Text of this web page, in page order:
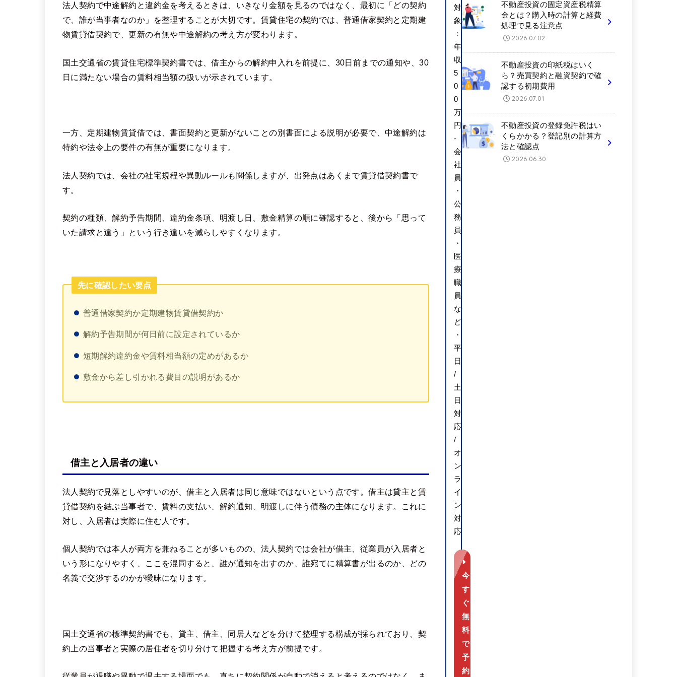
法人契約で中途解約と違約金を考えるときは、いきなり金額を見るのではなく、最初に「どの契約
で、誰が当事者なのか」を整理することが大切です。賃貸住宅の契約では、普通借家契約と定期建
物賃貸借契約で、更新の有無や中途解約の考え方が変わります。
国土交通省の賃貸住宅標準契約書では、借主からの解約申入れを前提に、30日前までの通知や、30
日に満たない場合の賃料相当額の扱いが示されています。
一方、定期建物賃貸借では、書面契約と更新がないことの別書面による説明が必要で、中途解約は
特約や法令上の要件の有無が重要になります。
法人契約では、会社の社宅規程や異動ルールも関係しますが、出発点はあくまで賃貸借契約書で
す。
契約の種類、解約予告期間、違約金条項、明渡し日、敷金精算の順に確認すると、後から「思って
いた請求と違う」という行き違いを減らしやすくなります。
先に確認したい要点
普通借家契約か定期建物賃貸借契約か
解約予告期間が何日前に設定されているか
短期解約違約金や賃料相当額の定めがあるか
敷金から差し引かれる費目の説明があるか
借主と入居者の違い
法人契約で見落としやすいのが、借主と入居者は同じ意味ではないという点です。借主は貸主と賃
貸借契約を結ぶ当事者で、賃料の支払い、解約通知、明渡しに伴う債務の主体になります。これに
対し、入居者は実際に住む人です。
個人契約では本人が両方を兼ねることが多いものの、法人契約では会社が借主、従業員が入居者と
いう形になりやすく、ここを混同すると、誰が通知を出すのか、誰宛てに精算書が出るのか、どの
名義で交渉するのかが曖昧になります。
国土交通省の標準契約書でも、貸主、借主、同居人などを分けて整理する構成が採られており、契
約上の当事者と実際の居住者を切り分けて把握する考え方が前提です。
不動産投資の固定資産税精算
金とは？購入時の計算と経費
処理で見る注意点
2026.07.02
不動産投資の印紙税はいく
ら？売買契約と融資契約で確
認する初期費用
2026.07.01
不動産投資の登録免許税はい
くらかかる？登記別の計算方
法と確認点
2026.06.30
対
象
：
年
収
5
0
0
万
円
-
会
社
員
・
公
務
員
・
医
療
職
員
な
ど
・
平
日
/
土
日
対
応
/
オ
ン
ラ
イ
ン
対
応
今
す
ぐ
無
料
で
予
約